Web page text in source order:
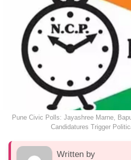
Pune Civic Polls: Jayashree Marne,
Candidatures Trigger
Written by